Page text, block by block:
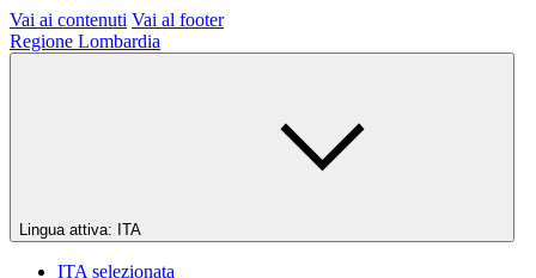
Vai ai contenuti Vai al footer
Regione Lombardia
Lingua attiva: ITA
ITA selezionata